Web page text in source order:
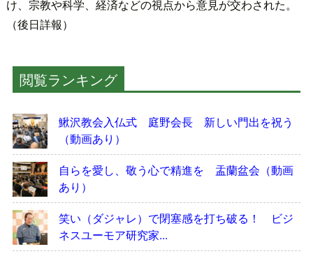
け、宗教や科学、経済などの視点から意見が交わされた。
（後日詳報）
閲覧ランキング
鰍沢教会入仏式 庭野会長 新しい門出を祝う
（動画あり）
自らを愛し、敬う心で精進を 盂蘭盆会（動画
あり）
笑い（ダジャレ）で閉塞感を打ち破る！ ビジ
ネスユーモア研究家...